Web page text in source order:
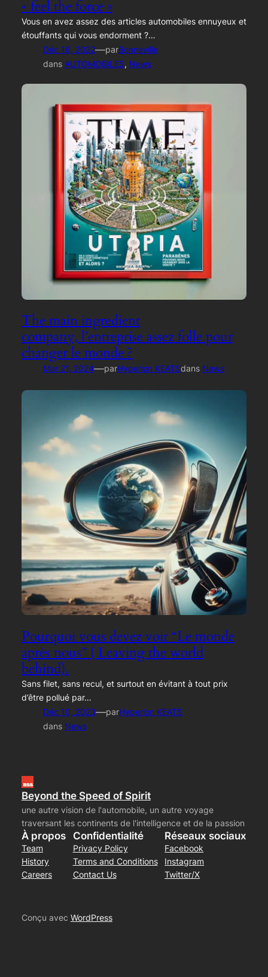
« feel the force »
Vous en avez assez des articles automobiles ennuyeux et
étouffants qui vous endorment ?…
Déc 16, 2022—parBonneville
dans AUTOMOBILES, News
The main ingredient
company, l’entreprise assez folle pour
changer le monde ?
Mar 21, 2024—parHyperion KEATSdans News
Pourquoi vous devez voir “Le monde
après nous” ( Leaving the world
behind).
Sans filet, sans recul, et surtout en évitant à tout prix
d’être pollué par…
Déc 10, 2023—parHyperion KEATS
dans News
Beyond the Speed of Spirit
une autre vision de l'automobile, un autre voyage
traversant les continents de l'intelligence et de la passion
À propos
Team
History
Careers
Confidentialité
Privacy Policy
Terms and Conditions
Contact Us
Réseaux sociaux
Facebook
Instagram
Twitter/X
Conçu avec WordPress